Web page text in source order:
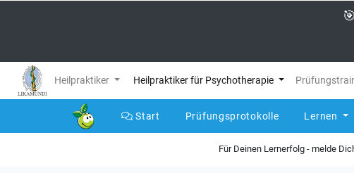
🎯
Heilpraktiker Heilpraktiker für Psychotherapie
Start Prüfungsprotokolle Lernen
Für Deinen Lernerfolg - melde